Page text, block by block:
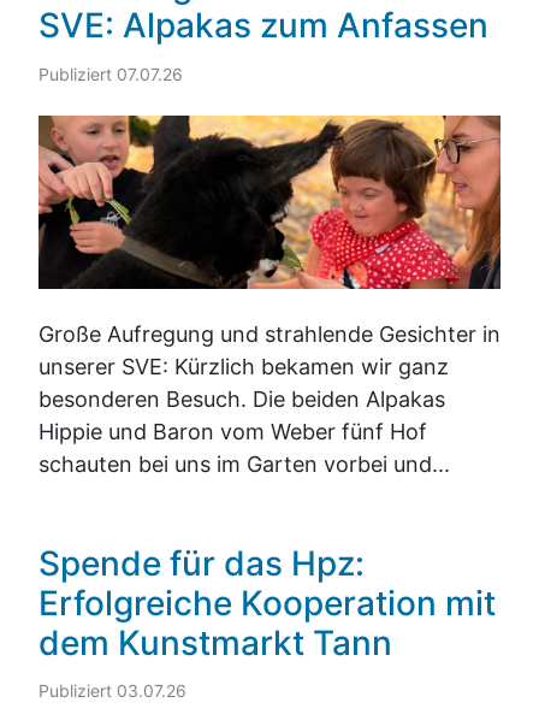
SVE: Alpakas zum Anfassen
Publiziert 07.07.26
Große Aufregung und strahlende Gesichter in
unserer SVE: Kürzlich bekamen wir ganz
besonderen Besuch. Die beiden Alpakas
Hippie und Baron vom Weber fünf Hof
schauten bei uns im Garten vorbei und...
Spende für das Hpz:
Erfolgreiche Kooperation mit
dem Kunstmarkt Tann
Publiziert 03.07.26